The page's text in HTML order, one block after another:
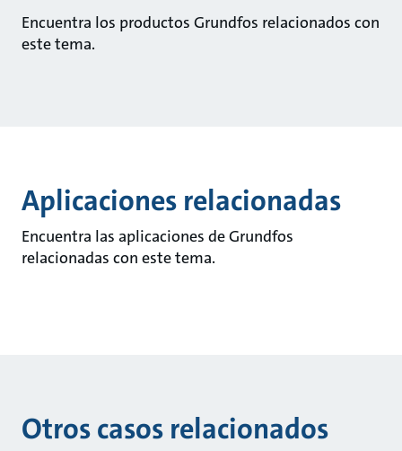
Encuentra los productos Grundfos relacionados con
este tema.
Aplicaciones relacionadas
Encuentra las aplicaciones de Grundfos
relacionadas con este tema.
Otros casos relacionados